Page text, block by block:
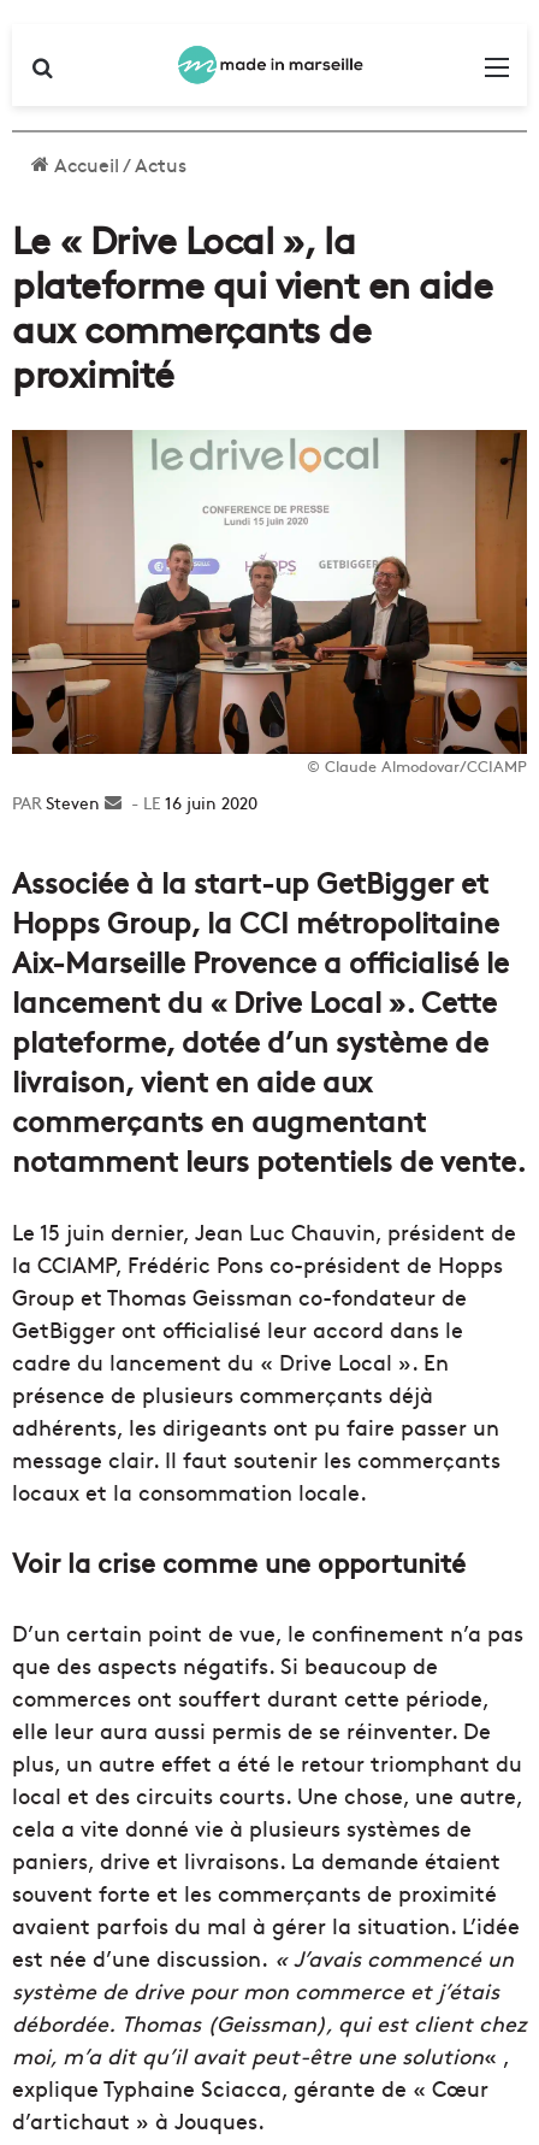
Accueil/Actus
Le « Drive Local », la
plateforme qui vient en aide
aux commerçants de
proximité
© Claude Almodovar/CCIAMP
Steven
Envoyer16 juin 2020
Associée à la start-up GetBigger et
Hopps Group, la CCI métropolitaine
Aix-Marseille Provence a officialisé le
lancement du « Drive Local ». Cette
plateforme, dotée d’un système de
livraison, vient en aide aux
commerçants en augmentant
notamment leurs potentiels de vente.
Le 15 juin dernier, Jean Luc Chauvin, président de
la CCIAMP, Frédéric Pons co-président de Hopps
Group et Thomas Geissman co-fondateur de
GetBigger ont officialisé leur accord dans le
cadre du lancement du « Drive Local ». En
présence de plusieurs commerçants déjà
adhérents, les dirigeants ont pu faire passer un
message clair. Il faut soutenir les commerçants
locaux et la consommation locale.
Voir la crise comme une opportunité
D’un certain point de vue, le confinement n’a pas
que des aspects négatifs. Si beaucoup de
commerces ont souffert durant cette période,
elle leur aura aussi permis de se réinventer. De
plus, un autre effet a été le retour triomphant du
local et des circuits courts. Une chose, une autre,
cela a vite donné vie à plusieurs systèmes de
paniers, drive et livraisons. La demande étaient
souvent forte et les commerçants de proximité
avaient parfois du mal à gérer la situation. L’idée
est née d’une discussion. « J’avais commencé un
système de drive pour mon commerce et j’étais
débordée. Thomas (Geissman), qui est client chez
moi, m’a dit qu’il avait peut-être une solution« ,
explique Typhaine Sciacca, gérante de « Cœur
d’artichaut » à Jouques.